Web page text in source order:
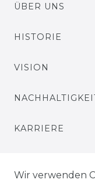
ÜBER UNS
HISTORIE
VISION
KARRIERE
Wir verwenden